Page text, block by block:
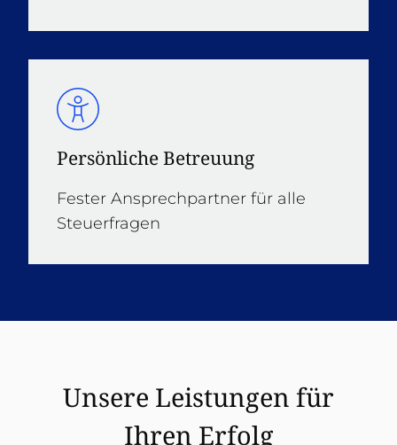
Persönliche Betreuung
Fester Ansprechpartner für alle
Steuerfragen
Unsere Leistungen für
Ihren Erfolg